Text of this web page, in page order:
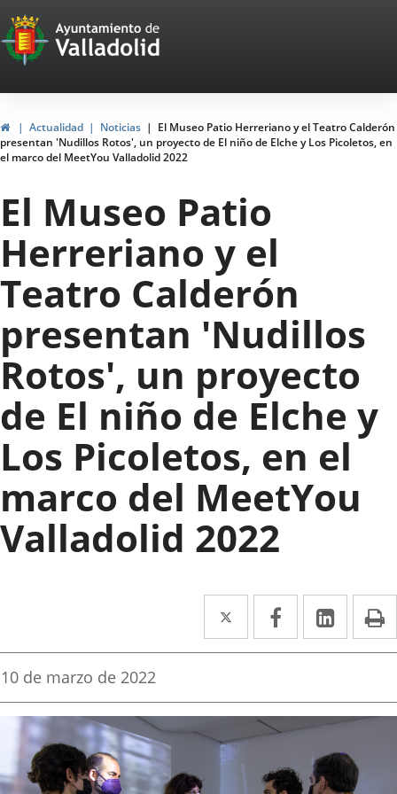
Portal
Web
del
Ayuntamiento
de
Valladolid
HomeActualidad Noticias
El Museo Patio Herreriano y el Teatro Calderón
presentan 'Nudillos Rotos', un proyecto de El niño de Elche y Los Picoletos, en
el marco del MeetYou Valladolid 2022
El Museo Patio
Herreriano y el
Teatro Calderón
presentan 'Nudillos
Rotos', un proyecto
de El niño de Elche y
Los Picoletos, en el
marco del MeetYou
Valladolid 2022
Twitter
Enlace
a
aplicación
externa.
Facebook
Enlace
a
aplicación
externa.
Enlace
a
Fecha
la
noticia
10 de marzo de 2022